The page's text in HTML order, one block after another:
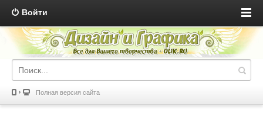
Войти
Полная версия сайта